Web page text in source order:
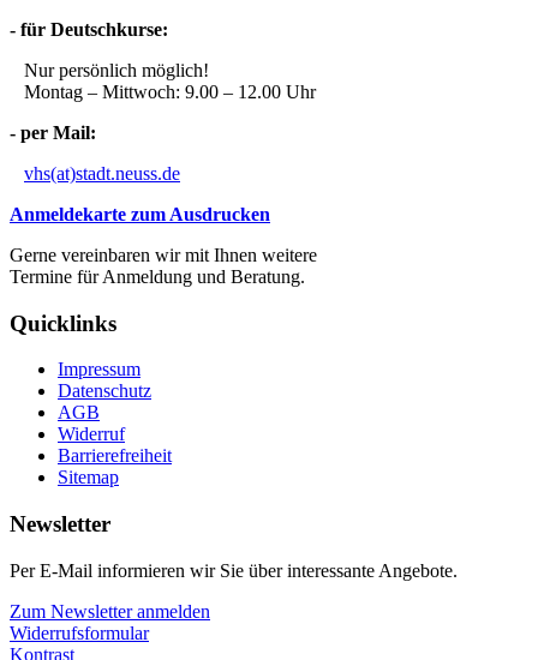
- für Deutschkurse:
Nur persönlich möglich!
Montag – Mittwoch: 9.00 – 12.00 Uhr
- per Mail:
vhs(at)stadt.neuss.de
Anmeldekarte zum Ausdrucken
Gerne vereinbaren wir mit Ihnen weitere
Termine für Anmeldung und Beratung.
Quicklinks
Impressum
Datenschutz
AGB
Widerruf
Barrierefreiheit
Sitemap
Newsletter
Per E-Mail informieren wir Sie über interessante Angebote.
Zum Newsletter anmelden
Widerrufsformular
Kontrast